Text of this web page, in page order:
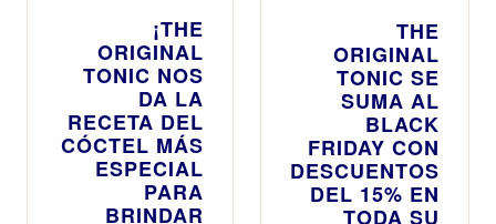
¡THE
ORIGINAL
TONIC NOS
DA LA
RECETA DEL
CÓCTEL MÁS
ESPECIAL
PARA
BRINDAR
THE
ORIGINAL
TONIC SE
SUMA AL
BLACK
FRIDAY CON
DESCUENTOS
DEL 15% EN
TODA SU